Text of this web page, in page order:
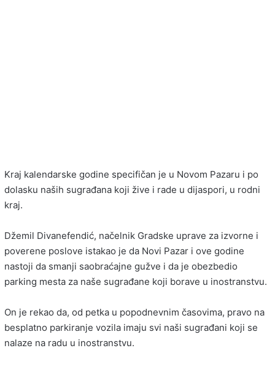
Kraj kalendarske godine specifičan je u Novom Pazaru i po
dolasku naših sugrađana koji žive i rade u dijaspori, u rodni
kraj.
Džemil Divanefendić, načelnik Gradske uprave za izvorne i
poverene poslove istakao je da Novi Pazar i ove godine
nastoji da smanji saobraćajne gužve i da je obezbedio
parking mesta za naše sugrađane koji borave u inostranstvu.
On je rekao da, od petka u popodnevnim časovima, pravo na
besplatno parkiranje vozila imaju svi naši sugrađani koji se
nalaze na radu u inostranstvu.